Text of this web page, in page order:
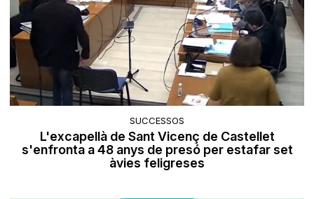
SUCCESSOS
L'excapellà de Sant Vicenç de Castellet
s'enfronta a 48 anys de presó per estafar set
àvies feligreses